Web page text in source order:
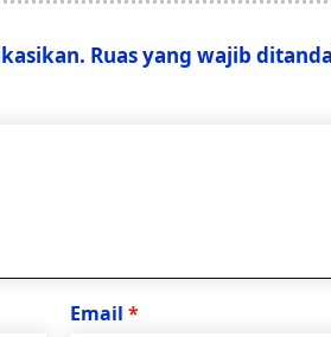
Ruas yang wajib
Email*